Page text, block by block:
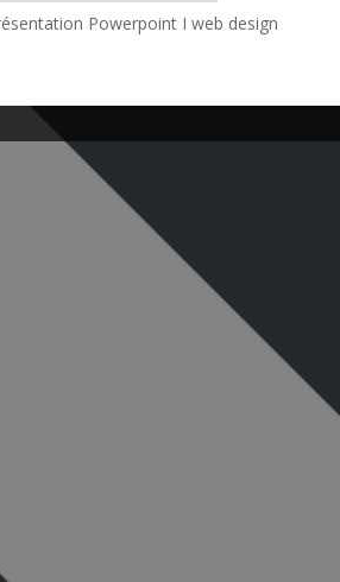
Powerpoint I web design